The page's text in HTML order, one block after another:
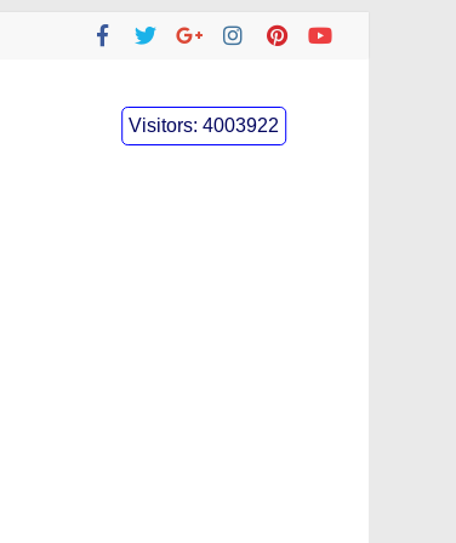
Visitors:4003922